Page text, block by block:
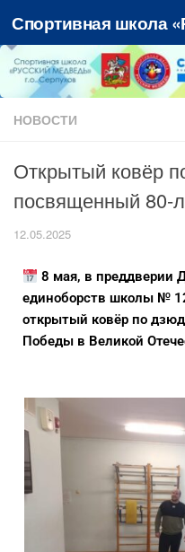
Перейти к
НОВОСТИ
Открытый ковёр
посвященный 80-
12.05.2025
8 мая, в преддверии
единоборств школы №
открытый ковёр по
Победы в Великой